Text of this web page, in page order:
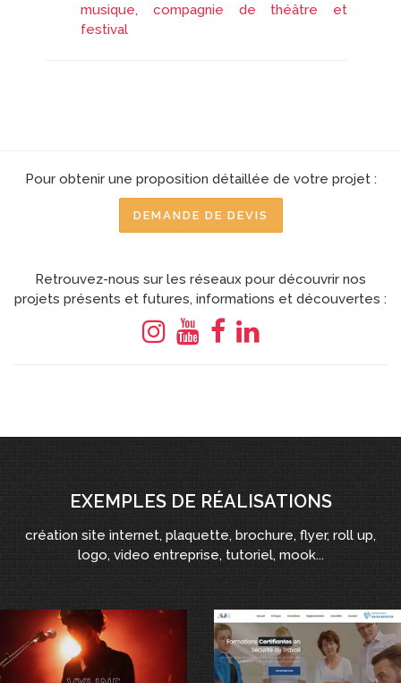
musique, compagnie de théâtre et
festival
Pour obtenir une proposition détaillée de votre projet :
DEMANDE DE DEVIS
Retrouvez-nous sur les réseaux pour découvrir nos
projets présents et futures, informations et découvertes :
EXEMPLES DE RÉALISATIONS
création site internet, plaquette, brochure, flyer, roll up,
logo, video entreprise, tutoriel, mook...